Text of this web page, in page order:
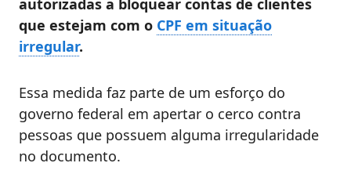
autorizadas a bloquear contas de clientes
que estejam com o CPF em situação
irregular.
Essa medida faz parte de um esforço do
governo federal em apertar o cerco contra
pessoas que possuem alguma irregularidade
no documento.